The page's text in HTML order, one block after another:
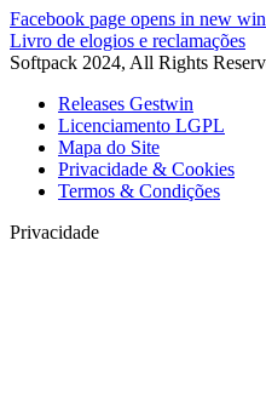
Facebook page opens in new
Livro de elogios e reclamações
Softpack 2024, All Rights
Releases Gestwin
Licenciamento LGPL
Mapa do Site
Privacidade & Cookies
Termos & Condições
Privacidade